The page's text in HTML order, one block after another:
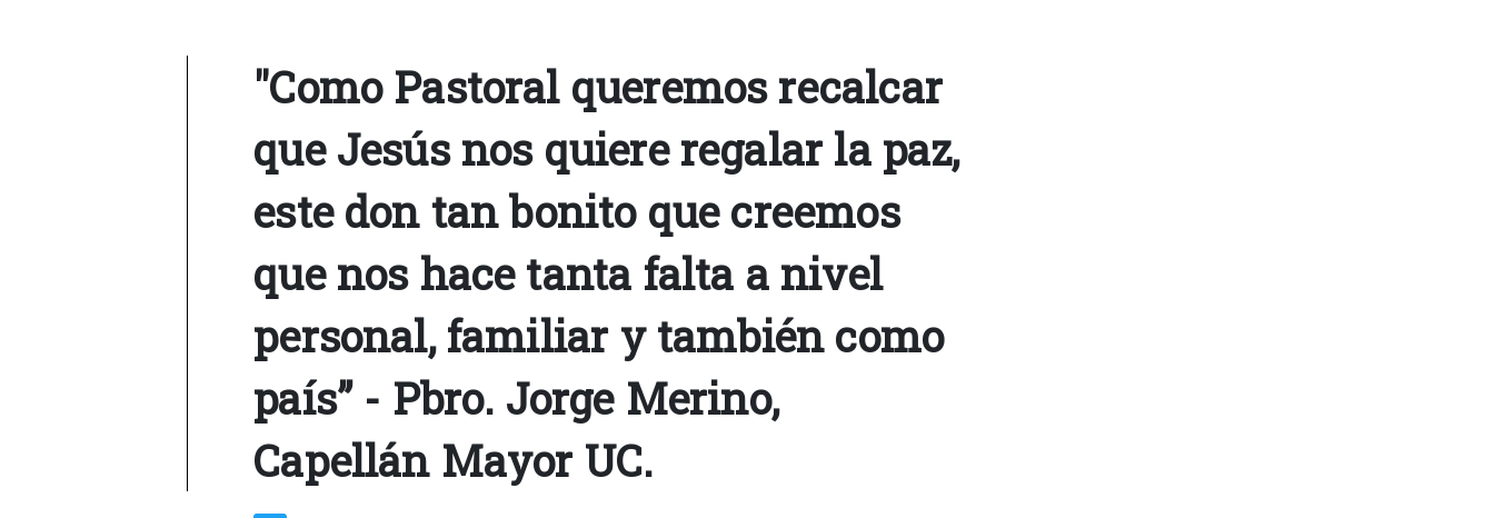
"Como Pastoral queremos recalcar
que Jesús nos quiere regalar la paz,
este don tan bonito que creemos
que nos hace tanta falta a nivel
personal, familiar y también como
país” - Pbro. Jorge Merino,
Capellán Mayor UC.